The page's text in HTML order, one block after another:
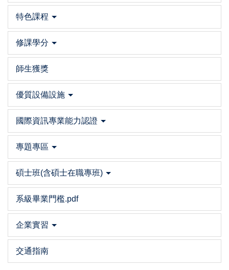
特色課程
修課學分
師生獲獎
優質設備設施
國際資訊專業能力認證
專題專區
碩士班(含碩士在職專班)
系級畢業門檻.pdf
企業實習
交通指南